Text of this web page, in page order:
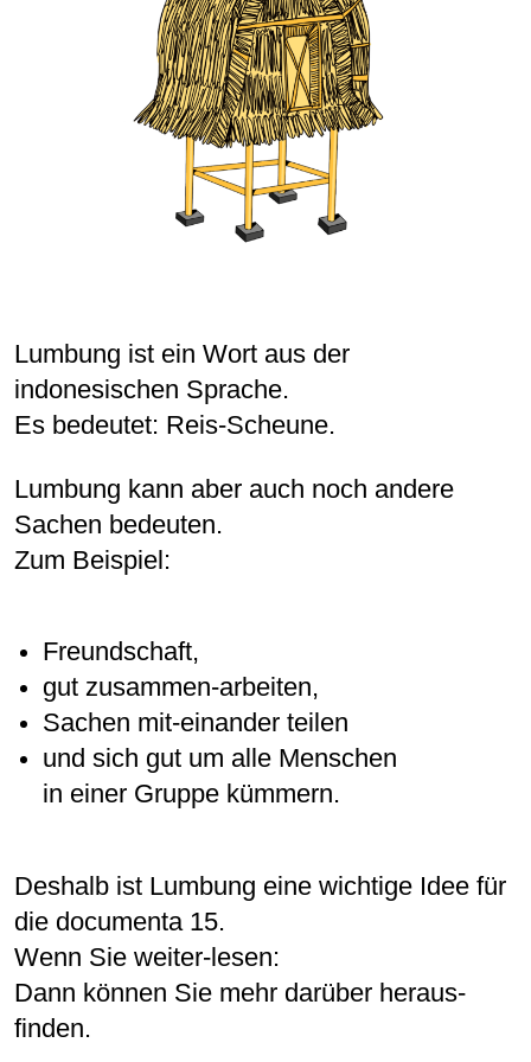
Lumbung ist ein Wort aus der
indonesischen Sprache.
Es bedeutet: Reis-Scheune.
Lumbung kann aber auch noch andere
Sachen bedeuten.
Zum Beispiel:
Freundschaft,
gut zusammen-arbeiten,
Sachen mit-einander teilen
und sich gut um alle Menschen
in einer Gruppe kümmern.
Deshalb ist Lumbung eine wichtige Idee für
die documenta 15.
Wenn Sie weiter-lesen:
Dann können Sie mehr darüber heraus-
finden.